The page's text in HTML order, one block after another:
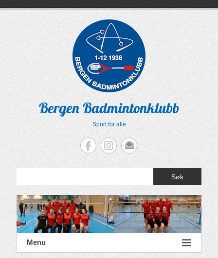
Bergen Badmintonklubb
Sport for alle
Søk
Menu